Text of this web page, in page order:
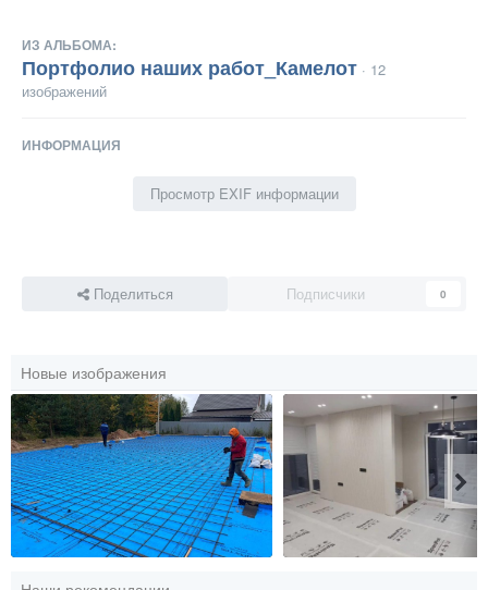
ИЗ АЛЬБОМА:
Портфолио наших работ_Камелот · 12
изображений
ИНФОРМАЦИЯ
Просмотр EXIF информации
Поделиться Подписчики 0
Новые изображения